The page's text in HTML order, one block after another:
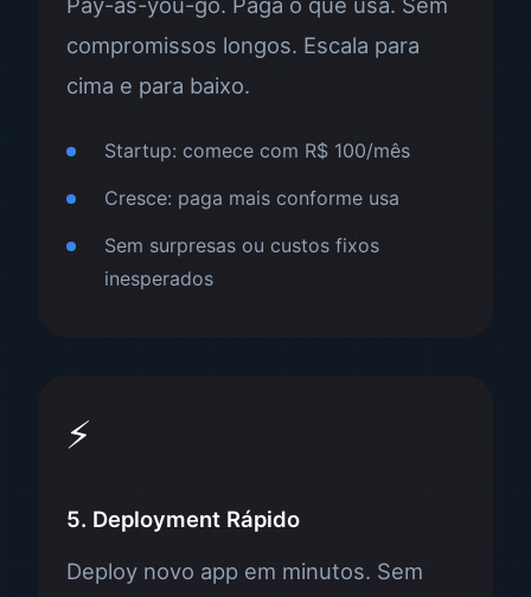
compromissos longos. Escala para
cima e para baixo.
Startup: comece com R$ 100/mês
Cresce: paga mais conforme usa
Sem surpresas ou custos fixos
inesperados
⚡
5. Deployment Rápido
Deploy novo app em minutos. Sem